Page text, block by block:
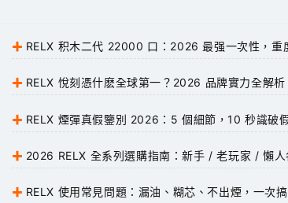
RELX 积木二代 22000 口：2026 最强一次性，重
RELX 悅刻憑什麽全球第一？2026 品牌實力全解析
RELX 煙彈真假鑒別 2026：5 個細節，10 秒識破
2026 RELX 全系列選購指南：新手 / 老玩家 / 懶人
RELX 使用常見問題：漏油、糊芯、不出煙，一次